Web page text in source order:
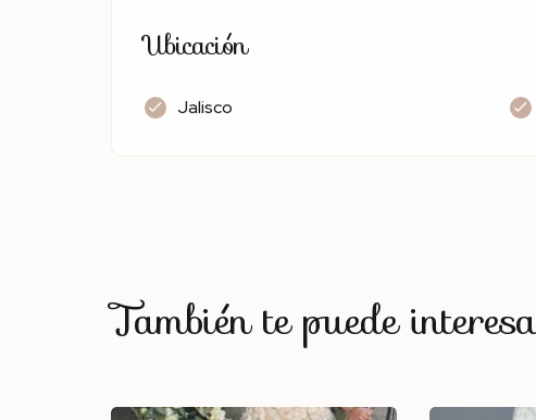
Ubicación
Jalisco
También te puede